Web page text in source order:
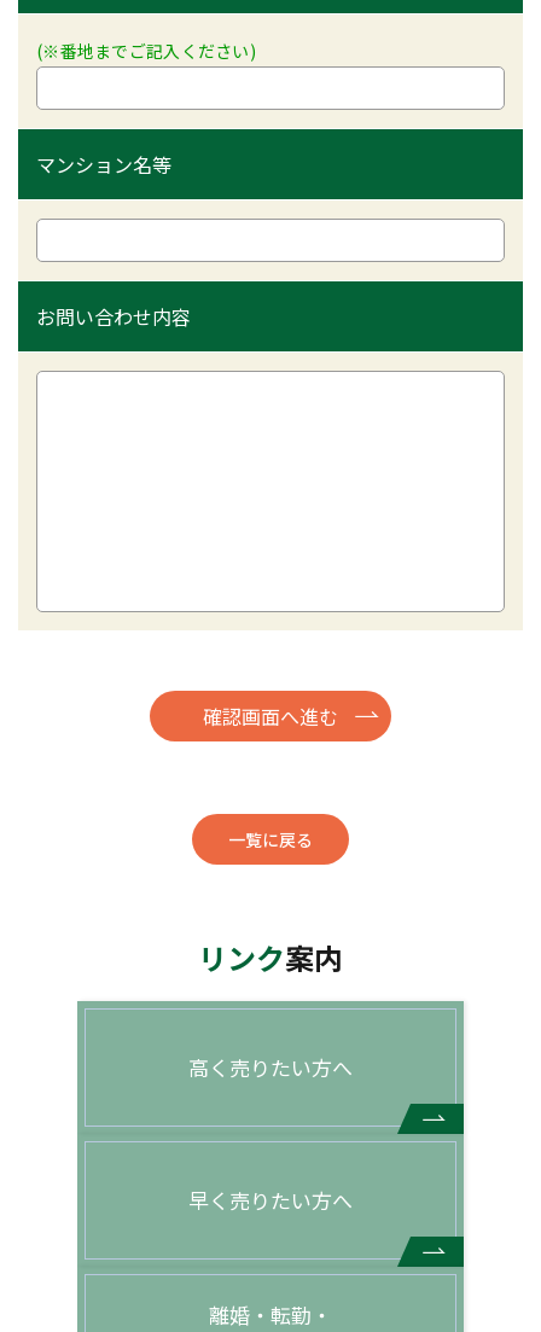
(※番地までご記入ください)
マンション名等
お問い合わせ内容
一覧に戻る
リンク案内
高く売りたい方へ
早く売りたい方へ
離婚・転勤・